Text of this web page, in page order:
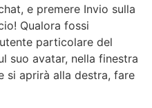
e premere Invio sulla
Qualora fossi
particolare del
suo avatar, nella finestra
si aprirà alla destra, fare